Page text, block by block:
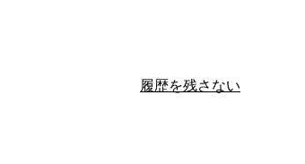
履歴を残さない